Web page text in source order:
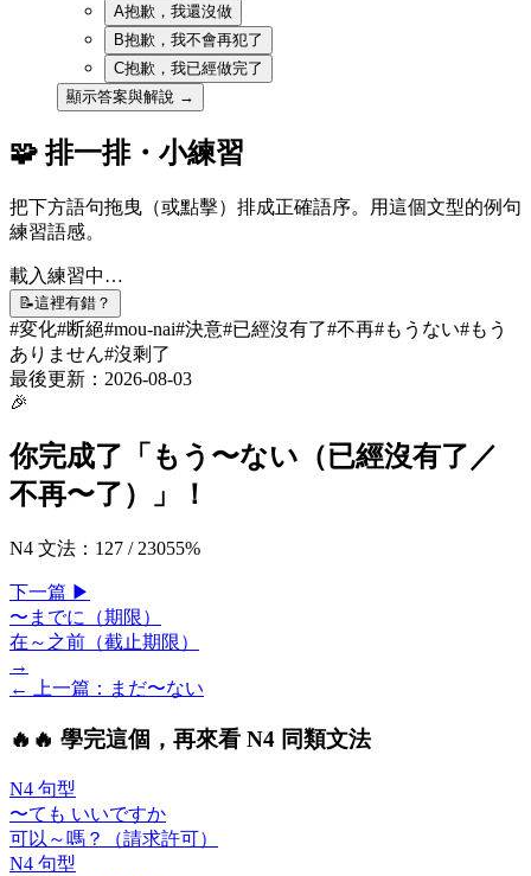
A抱歉，我還沒做
B抱歉，我不會再犯了
C抱歉，我已經做完了
顯示答案與解說 →
🧩 排一排・小練習
把下方語句拖曳（或點擊）排成正確語序。用這個文型的例句
練習語感。
載入練習中…
📝這裡有錯？
#変化#断絕#mou-nai#決意#已經沒有了#不再#もうない#もう
ありません#沒剩了
最後更新： 2026-08-03
🎉
你完成了「 もう〜ない（已經沒有了／
不再〜了）
」！
N4 文法 ： 127 / 23055%
下一篇 ▶
〜までに（期限）
在～之前（截止期限）
→
← 上一篇 ： まだ〜ない
🔥 🔥 學完這個，再來看 N4 同類文法
N4 句型
〜ても いいですか
可以～嗎？（請求許可）
N4 句型